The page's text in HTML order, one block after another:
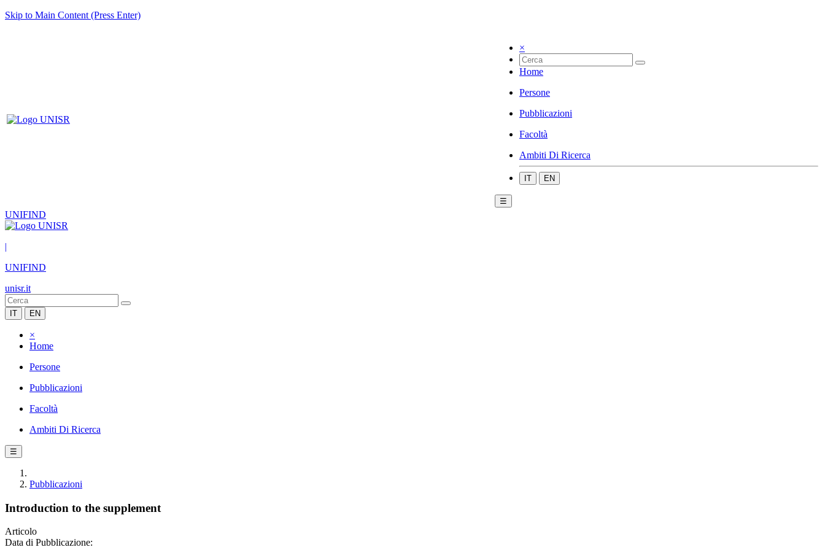
Skip to Main Content (Press Enter)
×
Home
Persone
Pubblicazioni
Facoltà
Ambiti Di Ricerca
IT EN
☰
UNIFIND
|
UNIFIND
unisr.it
IT EN
×
Home
Persone
Pubblicazioni
Facoltà
Ambiti Di Ricerca
☰
Pubblicazioni
Introduction to the supplement
Articolo
Data di Pubblicazione: